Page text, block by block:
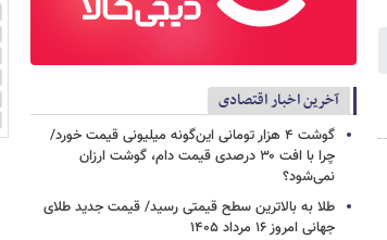
آخرین اخبار اقتصادی
گوشت ۴ هزار تومانی این‌گونه میلیونی قیمت خورد/
چرا با افت ۳۰ درصدی قیمت دام، گوشت ارزان
نمی‌شود؟
طلا به بالاترین سطح قیمتی رسید/ قیمت جدید طلای
جهانی امروز ۱۶ مرداد ۱۴۰۵